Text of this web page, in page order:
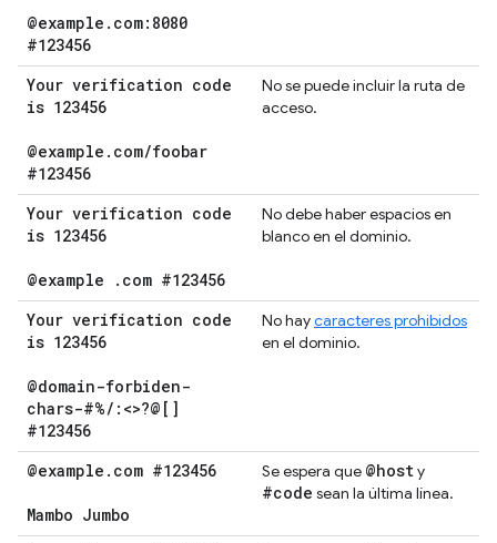
@example . com:8080
#123456
Your verification code
is 123456
@example . com/foobar
#123456
No se puede incluir la ruta de
acceso.
Your verification code
is 123456
@example . com #123456
No debe haber espacios en
blanco en el dominio.
Your verification code
is 123456
@domain-forbiden-
chars-#%/ :<>?@[]
#123456
No haycaracteres prohibidos
en el dominio.
@example . com #123456
Mambo Jumbo
Se espera que @hosty
#code sean la última línea.